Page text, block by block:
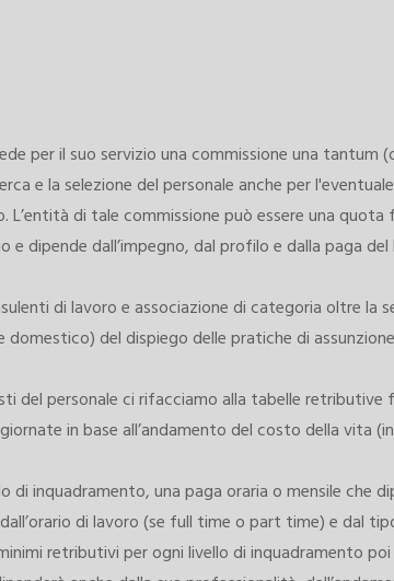
per il suo servizio una commissione una tantum
e la selezione del personale anche per
L’entità di tale commissione può essere una quota
e dipende dall’impegno, dal profilo e dalla paga
di lavoro e associazione di categoria oltre la
domestico) del dispiego delle pratiche di
del personale ci rifacciamo alla tabelle retributive
in base all’andamento del costo della vita
di inquadramento, una paga oraria o mensile che
di lavoro (se full time o part time) e dal
retributivi per ogni livello di inquadramento